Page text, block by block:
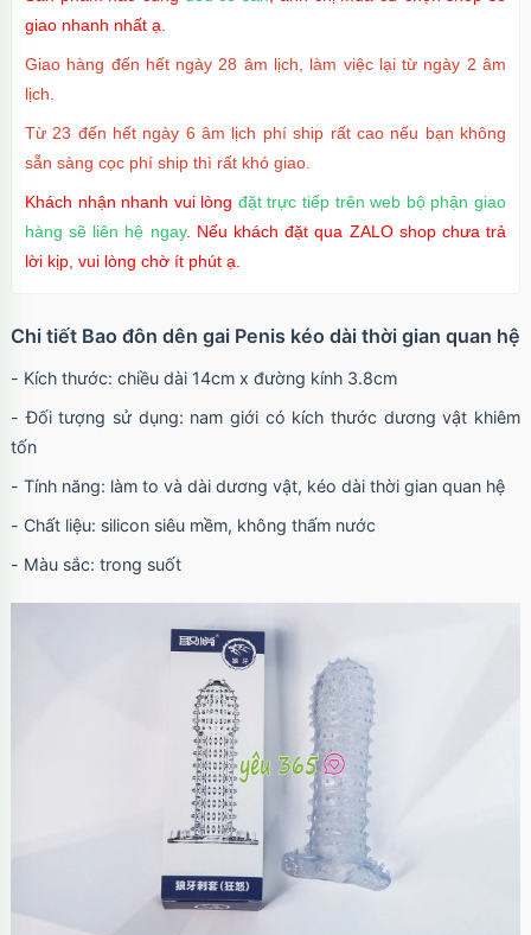
giao nhanh nhất ạ.
Giao hàng đến hết ngày 28 âm lịch, làm việc lại từ ngày 2 âm
lịch.
Từ 23 đến hết ngày 6 âm lịch phí ship rất cao nếu bạn không
sẵn sàng cọc phí ship thì rất khó giao.
Khách nhận nhanh vui lòng đặt trực tiếp trên web bộ phận giao
hàng sẽ liên hệ ngay. Nếu khách đặt qua ZALO shop chưa trả
lời kịp, vui lòng chờ ít phút ạ.
Chi tiết Bao đôn dên gai Penis kéo dài thời gian quan hệ
- Kích thước: chiều dài 14cm x đường kính 3.8cm
- Đối tượng sử dụng: nam giới có kích thước dương vật khiêm
tốn
- Tính năng: làm to và dài dương vật, kéo dài thời gian quan hệ
- Chất liệu: silicon siêu mềm, không thấm nước
- Màu sắc: trong suốt